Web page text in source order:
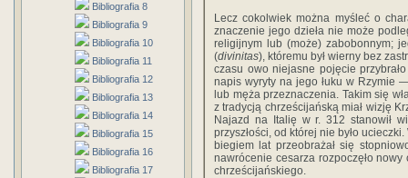
Bibliografia 8
Bibliografia 9
Bibliografia 10
Bibliografia 11
Bibliografia 12
Bibliografia 13
Bibliografia 14
Bibliografia 15
Bibliografia 16
Bibliografia 17
Lecz cokolwiek można myśleć o
znaczenie jego dzieła nie może
religijnym lub (może) zabo­bonnym;
(divinitas), któremu był wierny bez
czasu owo niejasne pojęcie
napis wyryty na jego łuku w Rzymie
lub męża przeznaczenia. Takim się
z tradycją chrześcijańską miał wizję
Najazd na Italię w r. 312 stanowił
przyszłości, od której nie było
biegiem lat przeobrażał się
nawrócenie cesarza rozpo­częło
chrze­ścijańskiego.